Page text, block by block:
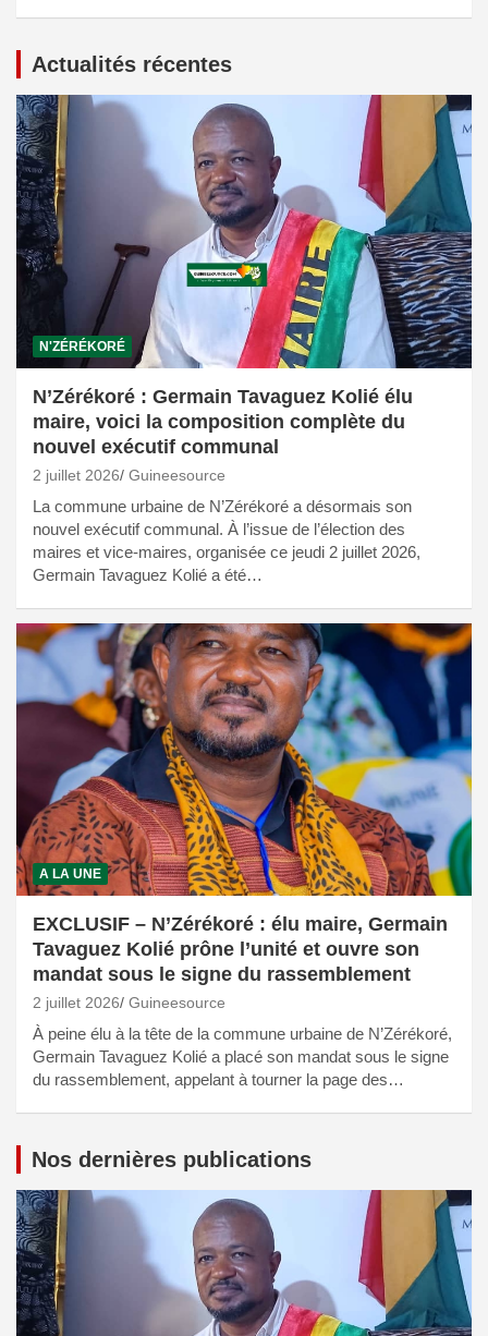
Actualités récentes
N'ZÉRÉKORÉ
N’Zérékoré : Germain Tavaguez Kolié élu
maire, voici la composition complète du
nouvel exécutif communal
2 juillet 2026 Guineesource
La commune urbaine de N’Zérékoré a désormais son
nouvel exécutif communal. À l’issue de l’élection des
maires et vice-maires, organisée ce jeudi 2 juillet 2026,
Germain Tavaguez Kolié a été…
A LA UNE
EXCLUSIF – N’Zérékoré : élu maire, Germain
Tavaguez Kolié prône l’unité et ouvre son
mandat sous le signe du rassemblement
2 juillet 2026 Guineesource
À peine élu à la tête de la commune urbaine de N’Zérékoré,
Germain Tavaguez Kolié a placé son mandat sous le signe
du rassemblement, appelant à tourner la page des…
Nos dernières publications